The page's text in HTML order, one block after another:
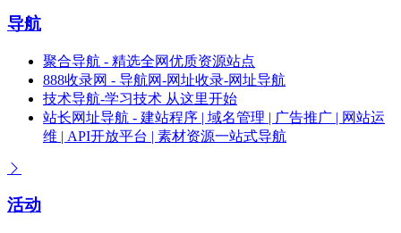
导航
聚合导航 - 精选全网优质资源站点
888收录网 - 导航网-网址收录-网址导航
技术导航-学习技术 从这里开始
站长网址导航 - 建站程序 | 域名管理 | 广告推广 | 网站运
维 | API开放平台 | 素材资源一站式导航
活动